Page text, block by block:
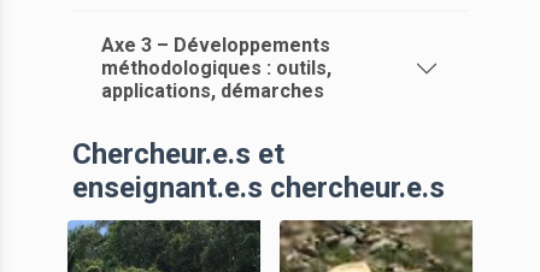
Axe 3 – Développements
méthodologiques : outils,
applications, démarches
Chercheur.e.s et
enseignant.e.s chercheur.e.s